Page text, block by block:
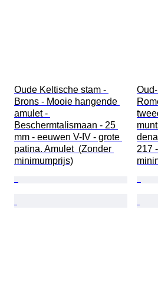
Oude Keltische stam -
Brons - Mooie hangende
amulet -
Beschermtalismaan - 25
mm - eeuwen V-IV - grote
patina. Amulet  (Zonder
minimumprijs)
217